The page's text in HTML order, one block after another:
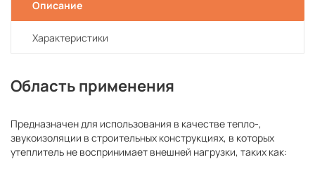
Описание
Характеристики
Область применения
Предназначен для использования в качестве тепло-,
звукоизоляции в строительных конструкциях, в которых
утеплитель не воспринимает внешней нагрузки, таких как: